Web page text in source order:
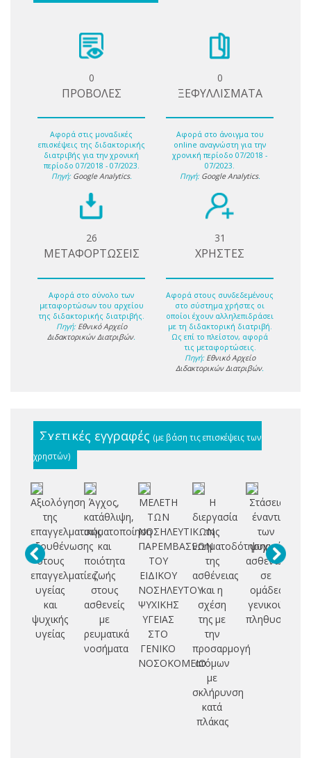
0
ΠΡΟΒΟΛΕΣ
Αφορά στις μοναδικές
επισκέψεις της διδακτορικής
διατριβής για την χρονική
περίοδο 07/2018 - 07/2023.
Πηγή: Google Analytics.
0
ΞΕΦΥΛΛΙΣΜΑΤΑ
Αφορά στο άνοιγμα του
online αναγνώστη για την
χρονική περίοδο 07/2018 -
07/2023.
Πηγή: Google Analytics.
26
ΜΕΤΑΦΟΡΤΩΣΕΙΣ
Αφορά στο σύνολο των
μεταφορτώσων του αρχείου
της διδακτορικής διατριβής.
Πηγή: Εθνικό Αρχείο
Διδακτορικών Διατριβών.
31
ΧΡΗΣΤΕΣ
Αφορά στους συνδεδεμένους
στο σύστημα χρήστες οι
οποίοι έχουν αλληλεπιδράσει
με τη διδακτορική διατριβή.
Ως επί το πλείστον, αφορά
τις μεταφορτώσεις.
Πηγή: Εθνικό Αρχείο
Διδακτορικών Διατριβών.
Σχετικές εγγραφές (με βάση τις επισκέψεις των
χρηστών)
Αξιολόγηση
της
επαγγελματικής
εξουθένωσης
στους
επαγγελματίες
υγείας
και
ψυχικής
υγείας
Άγχος,
κατάθλιψη,
σωματοποίηση
και
ποιότητα
ζωής
στους
ασθενείς
με
ρευματικά
νοσήματα
ΜΕΛΕΤΗ
ΤΩΝ
ΝΟΣΗΛΕΥΤΙΚΩΝ
ΠΑΡΕΜΒΑΣΕΩΝ
ΤΟΥ
ΕΙΔΙΚΟΥ
ΝΟΣΗΛΕΥΤΟΥ
ΨΥΧΙΚΗΣ
ΥΓΕΙΑΣ
ΣΤΟ
ΓΕΝΙΚΟ
ΝΟΣΟΚΟΜΕΙΟ
Η
διεργασία
της
νοηματοδότησης
της
ασθένειας
και η
σχέση
της με
την
προσαρμογή
ατόμων
με
σκλήρυνση
κατά
πλάκας
Στάσεις
έναντι
των
ψυχικά
ασθενών
σε
ομάδες
γενικού
πληθυσμού